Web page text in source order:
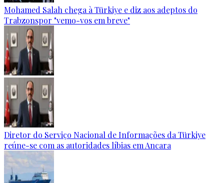
Mohamed Salah chega à Türkiye e diz aos adeptos do
Trabzonspor "vemo-vos em breve"
Diretor do Serviço Nacional de Informações da Türkiye
reúne-se com as autoridades líbias em Ancara